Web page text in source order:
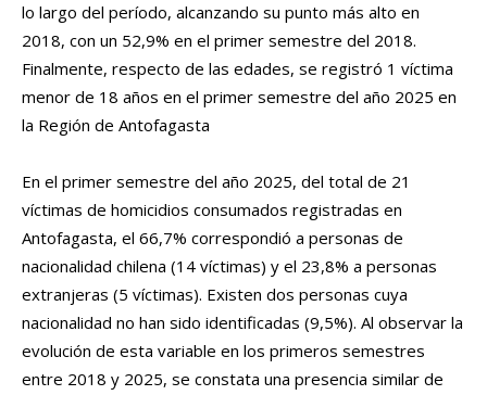
lo largo del período, alcanzando su punto más alto en
2018, con un 52,9% en el primer semestre del 2018.
Finalmente, respecto de las edades, se registró 1 víctima
menor de 18 años en el primer semestre del año 2025 en
la Región de Antofagasta
En el primer semestre del año 2025, del total de 21
víctimas de homicidios consumados registradas en
Antofagasta, el 66,7% correspondió a personas de
nacionalidad chilena (14 víctimas) y el 23,8% a personas
extranjeras (5 víctimas). Existen dos personas cuya
nacionalidad no han sido identificadas (9,5%). Al observar la
evolución de esta variable en los primeros semestres
entre 2018 y 2025, se constata una presencia similar de